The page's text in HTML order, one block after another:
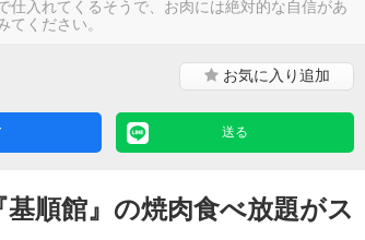
仕入れてくるそうで、お肉には絶対的な自信があ
てください。
お気に入り追加
送る
順館』の焼肉食べ放題がス